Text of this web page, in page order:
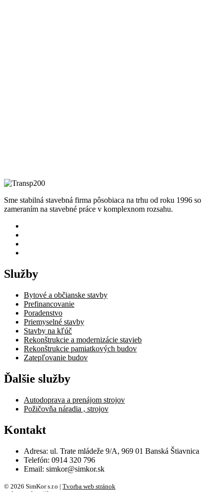
Sme stabilná stavebná firma pôsobiaca na trhu od roku 1996 so
zameraním na stavebné práce v komplexnom rozsahu.
Služby
Bytové a občianske stavby
Prefinancovanie
Poradenstvo
Priemyselné stavby
Stavby na kľúč
Rekonštrukcie a modernizácie stavieb
Rekonštrukcie pamiatkových budov
Zatepľovanie budov
Ďalšie služby
Autodoprava a prenájom strojov
Požičovňa náradia , strojov
Kontakt
Adresa: ul. Trate mládeže 9/A, 969 01 Banská Štiavnica
Telefón: 0914 320 796
Email: simkor@simkor.sk
© 2026 SimKor s.r.o | Tvorba web stránok